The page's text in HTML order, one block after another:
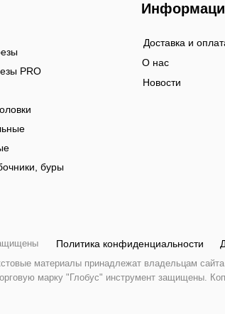
PRO
буры
Доставка и
О нас
Новости
Политика конфиденциальности
материалы принадлежат владельцам
марку "Глобус" инструмент защищены.